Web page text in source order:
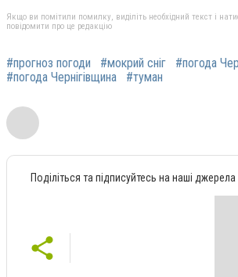
Якщо ви помітили помилку, виділіть необхідний текст і
повідомити про це редакцію
#прогноз погоди #мокрий сніг
#погода
#погода Чернігівщина
#туман
Поділіться та підписуйтесь на наші джерела